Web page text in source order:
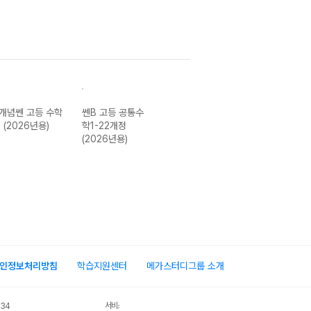
념쎈 고등 수학
I (2026년용)
쎈B 고등 공통수
학1-22개정
(2026년용)
정보처리방침 학습지원센터 메가스터디그룹 소개
서비스 가입사실 확인